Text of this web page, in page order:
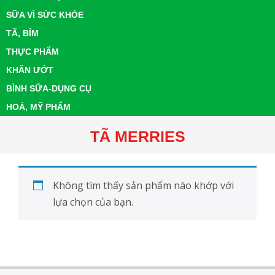
SỮA VÌ SỨC KHỎE
TÃ, BỈM
THỰC PHẨM
KHĂN ƯỚT
BÌNH SỮA-DỤNG CỤ
HOÁ, MỸ PHẨM
TÃ MERRIES
Không tìm thấy sản phẩm nào khớp với
lựa chọn của bạn.